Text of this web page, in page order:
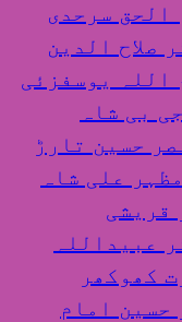
الحق سرحدی
صلاح الدین
اللہ یوسفزئی
بی شاہ
حسین تارڑ
علی شاہ
قریشی
عبیداللہ
کھوکھر
حسین امام